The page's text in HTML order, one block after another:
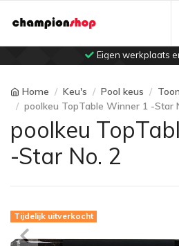
Eigen werkplaats
Home Keu's Pool keus
poolkeu TopTable Winner 1 -Star
poolkeu
-Star No. 2
Tijdelijk uitverkocht
Previous